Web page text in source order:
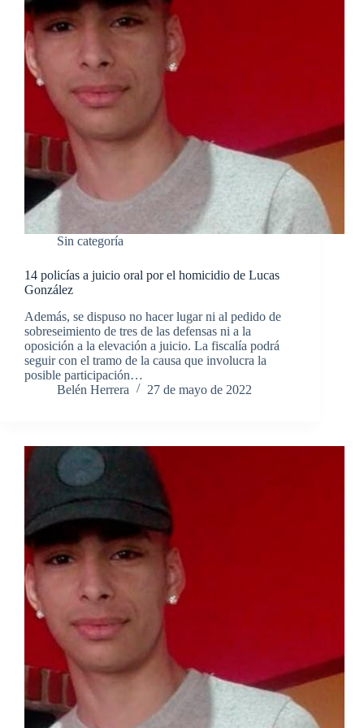
Sin categoría
14 policías a juicio oral por el homicidio de Lucas
González
Además, se dispuso no hacer lugar ni al pedido de
sobreseimiento de tres de las defensas ni a la
oposición a la elevación a juicio. La fiscalía podrá
seguir con el tramo de la causa que involucra la
posible participación…
Belén Herrera
27 de mayo de 2022